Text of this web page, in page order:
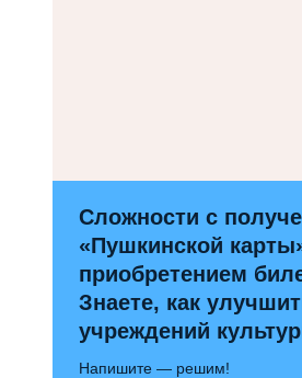
Сложности с
«Пушкинской
приобретением
Знаете, как
учреждений
Напишите — решим!